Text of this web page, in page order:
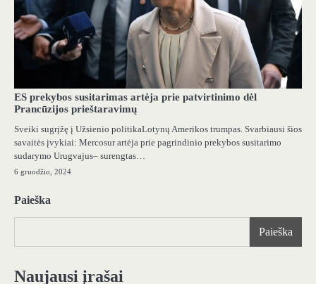
ES prekybos susitarimas artėja prie patvirtinimo dėl
Prancūzijos prieštaravimų
Sveiki sugrįžę į Užsienio politikaLotynų Amerikos trumpas. Svarbiausi šios
savaitės įvykiai: Mercosur artėja prie pagrindinio prekybos susitarimo
sudarymo Urugvajus– surengtas…
6 gruodžio, 2024
Paieška
Paieška
Naujausi įrašai